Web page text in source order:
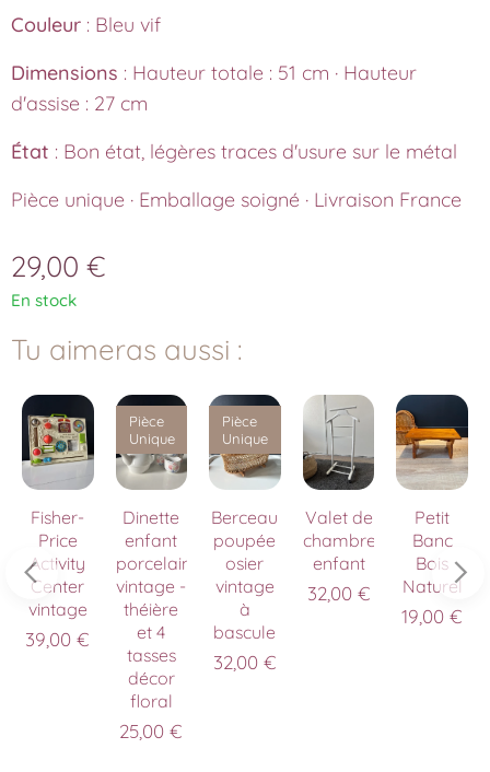
Couleur : Bleu vif
Dimensions : Hauteur totale : 51 cm · Hauteur
d'assise : 27 cm
État : Bon état, légères traces d'usure sur le métal
Pièce unique · Emballage soigné · Livraison France
29,00 €
En stock
Tu aimeras aussi :
Fisher-
Price
Activity
Center
vintage
39,00 €
Dinette
enfant
porcelaine
vintage -
théière
et 4
tasses
décor
floral
Pièce
Unique
25,00 €
Berceau
poupée
osier
vintage
à
bascule
Pièce
Unique
32,00€
Valet de
chambre
enfant
32,00€
Petit
Banc
Bois
Naturel
19,00 €